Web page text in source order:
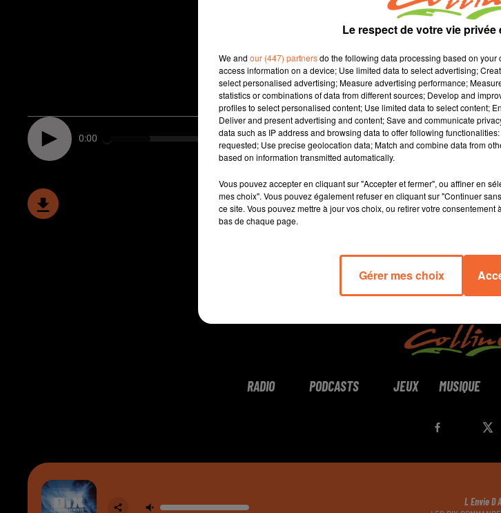
0:00
RADIO PODCASTS JEUX MUSIQUE
L Envie D
Le respect de votre vie
We and our (447) partnersdo the following data processing based on
access information on a device; Use limited data to select advertising;
select personalised advertising; Measure advertising performance;
statistics or combinations of data from different sources; Develop and
profiles to select personalised content; Use limited data to select content;
Deliver and present advertising and content; Save and communicate
data such as IP address and browsing data to offer following
requested; Use precise geolocation data; Match and combine data from
based on information transmitted automatically.
Vous pouvez accepter en cliquant sur "Accepter et fermer", ou affiner en
mes choix". Vous pouvez également refuser en cliquant sur "Continuer
ce site. Vous pouvez mettre à jour vos choix, ou retirer votre
bas de chaque page.
Gérer mes choix